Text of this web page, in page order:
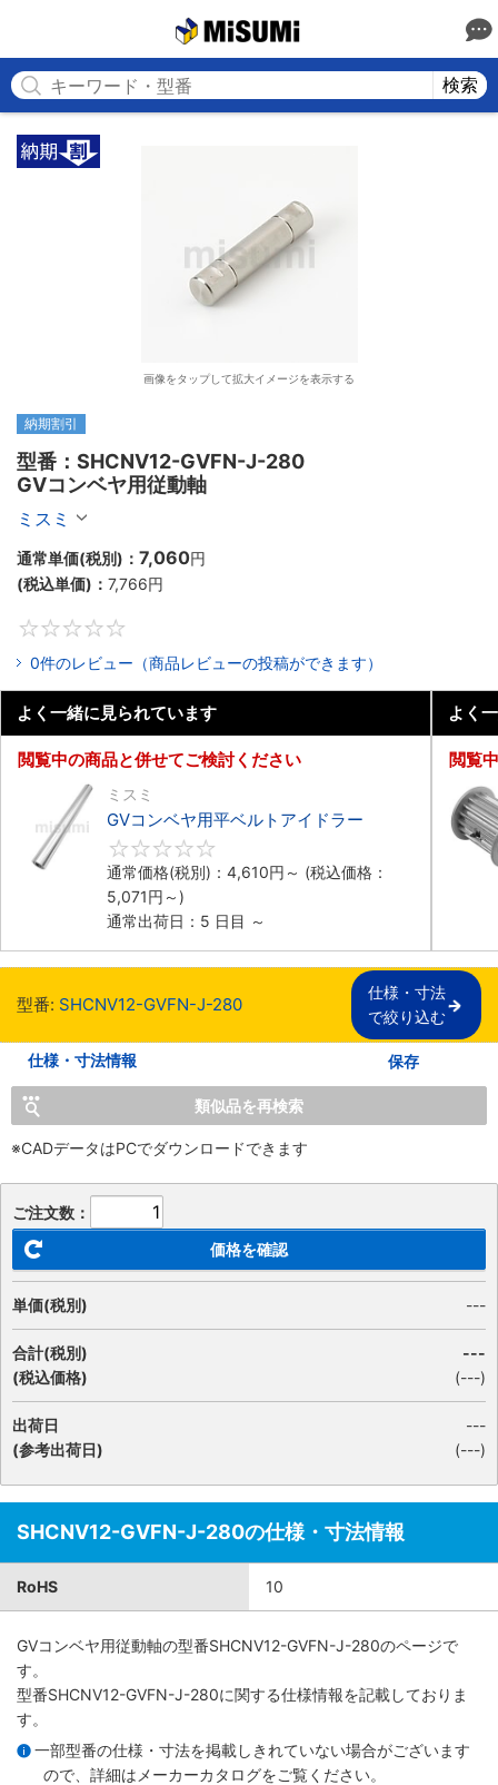
検索
画像をタップして拡大イメージを表示する
納期割引
型番：SHCNV12-GVFN-J-280
GVコンベヤ用従動軸
ミスミ
通常単価(税別)： 7,060円
(税込単価)： 7,766円
0件のレビュー（商品レビューの投稿ができます）
よく一緒に見られています
閲覧中の商品と併せてご検討ください
ミスミ
GVコンベヤ用平ベルトアイドラー
通常価格(税別)： 4,610円 ～ (税込価格：
5,071円 ～)
通常出荷日：5 日目 ～
よく
閲覧
型番: SHCNV12-GVFN-J-280
仕様・寸法
で絞り込む
仕様・寸法情報 保存
類似品を再検索
※CADデータはPCでダウンロードできます
ご注文数：
価格を確認
単価(税別) ---
合計(税別)
(税込価格)
---
(---)
出荷日
(参考出荷日)
---
(---)
SHCNV12-GVFN-J-280の仕様・寸法情報
RoHS 10
GVコンベヤ用従動軸の型番SHCNV12-GVFN-J-280のページで
す。
型番SHCNV12-GVFN-J-280に関する仕様情報を記載しておりま
す。
一部型番の仕様・寸法を掲載しきれていない場合がございます
ので、詳細は メーカーカタログをご覧ください。